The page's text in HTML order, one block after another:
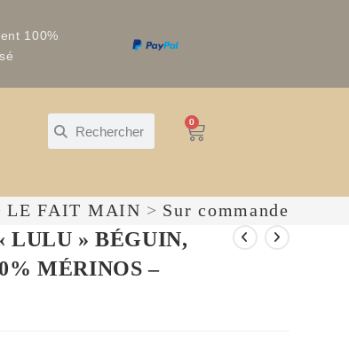
100%
0
LE FAIT MAIN > Sur commande
LULU » BÉGUIN,
MÉRINOS –